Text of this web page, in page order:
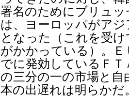
署名のためにブリュ
は、ヨーロッパがア
となった（これを受
がかかっている）。
でに発効しているＦ
の三分の一の市場と
本の出遅れは明らかだ